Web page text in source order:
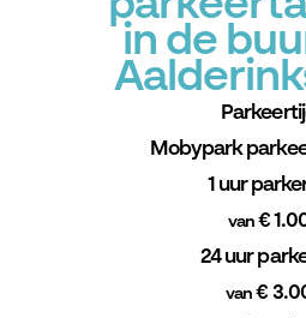
in de
Mobypark
1 uur
van€
24 uur
van €